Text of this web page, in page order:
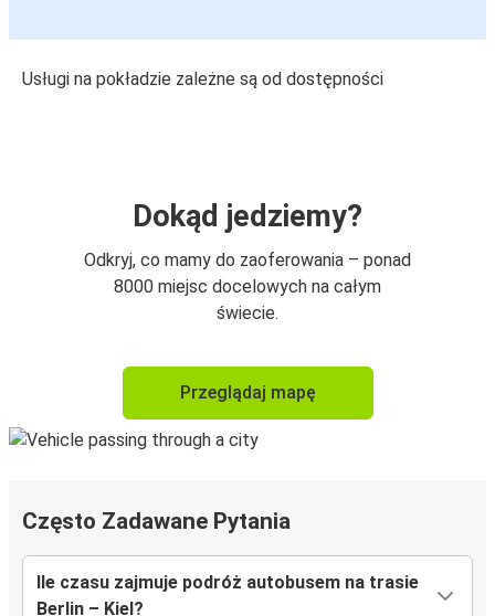
Usługi na pokładzie zależne są od dostępności
Dokąd jedziemy?
Odkryj, co mamy do zaoferowania – ponad
8000 miejsc docelowych na całym
świecie.
Przeglądaj mapę
Często Zadawane Pytania
Ile czasu zajmuje podróż autobusem na trasie
Berlin – Kiel?